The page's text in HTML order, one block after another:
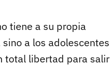
tiene a su propia
a los adolescentes
total libertad para salir